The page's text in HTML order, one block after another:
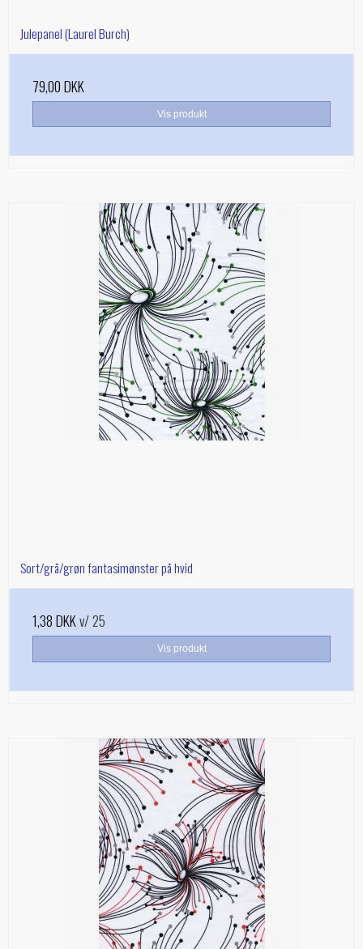
Julepanel (Laurel Burch)
79,00 DKK
Vis produkt
Sort/grå/grøn fantasimønster på hvid
1,38 DKKv/ 25
Vis produkt